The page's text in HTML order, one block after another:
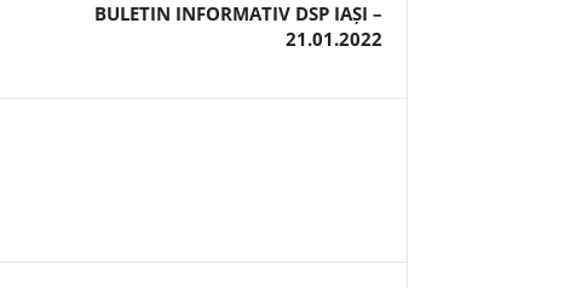
BULETIN INFORMATIV DSP IAȘI –
21.01.2022